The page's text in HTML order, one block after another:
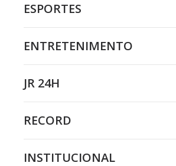
ESPORTES
ENTRETENIMENTO
JR 24H
RECORD
INSTITUCIONAL